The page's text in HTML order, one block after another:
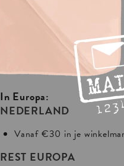
In Europa:
NEDERLAND
Vanaf €30 in je
REST EUROPA